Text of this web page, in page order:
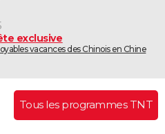
exclusive
vacances des Chinois en Chine
Tous les programmes TNT